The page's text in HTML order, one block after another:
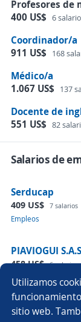
Utilizamos
sitio web.
Profesores de
400 US$ 6
Coordinador/a
911 US$
168
Médico/a
1.067 US$
137
Docente de
551 US$ 82
Salarios de
Serducap
409 US$ 7 salarios
Empleos
PIAVIOGUI
458 US$ 6 salarios
Empleos